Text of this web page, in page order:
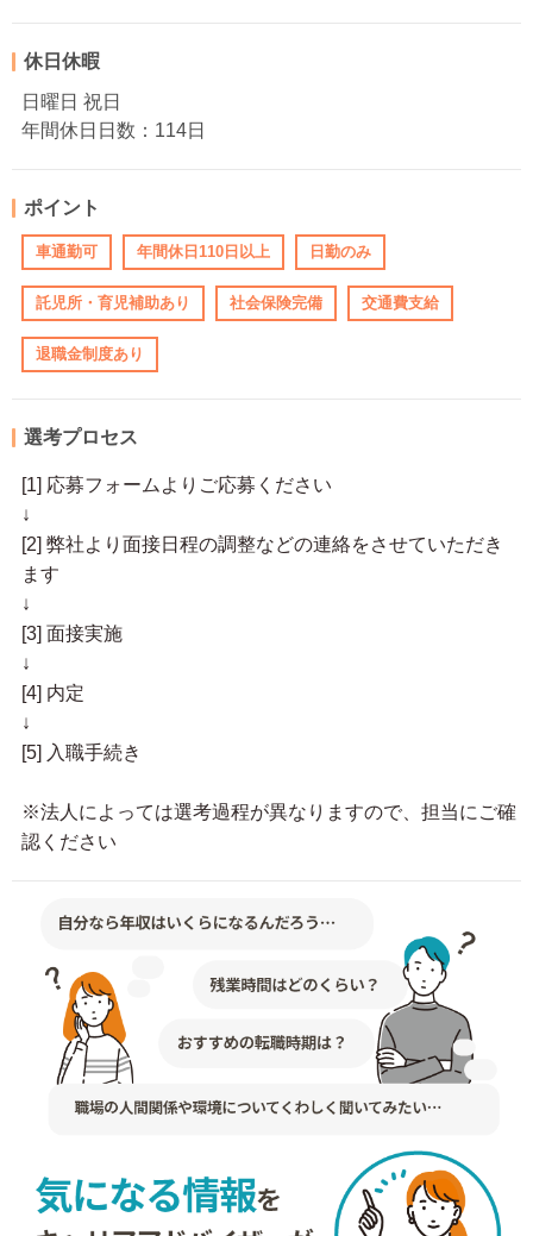
休日休暇
日曜日 祝日
年間休日日数：114日
ポイント
車通勤可 年間休日110日以上 日勤のみ
託児所・育児補助あり 社会保険完備 交通費支給
退職金制度あり
選考プロセス
[1] 応募フォームよりご応募ください
↓
[2] 弊社より面接日程の調整などの連絡をさせていただき
ます
↓
[3] 面接実施
↓
[4] 内定
↓
[5] 入職手続き
※法人によっては選考過程が異なりますので、担当にご確
認ください